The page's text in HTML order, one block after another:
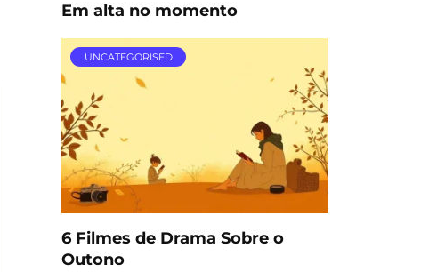
Em alta no momento
UNCATEGORISED
6 Filmes de Drama Sobre o
Outono